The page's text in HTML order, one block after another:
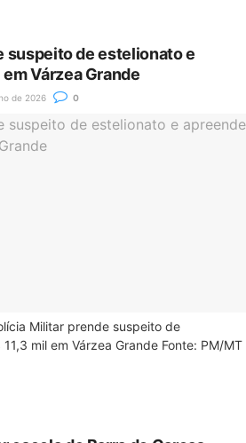
suspeito de estelionato e
Várzea Grande
de 2026 0
Militar prende suspeito de
mil em Várzea Grande Fonte: PM/MT